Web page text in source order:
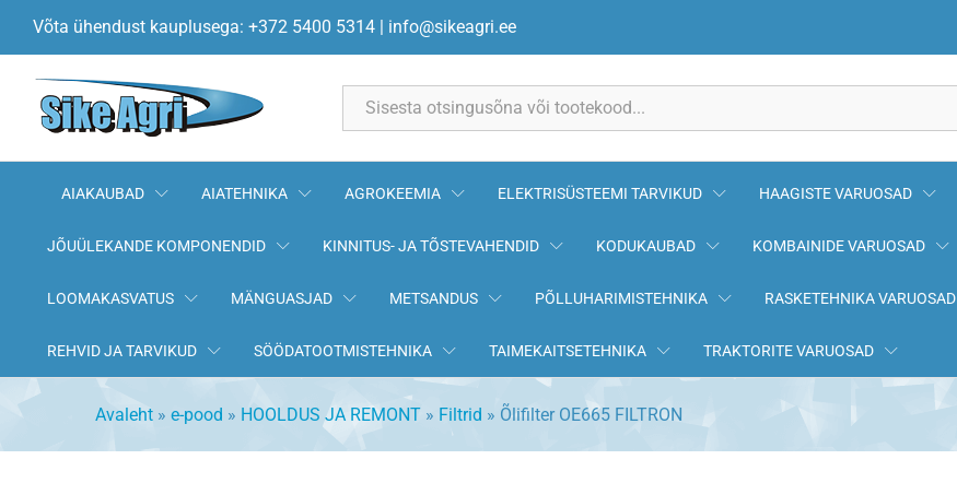
Võta ühendust kauplusega: +372 5400 5314 | info@sikeagri.ee
AIAKAUBAD AIATEHNIKA AGROKEEMIA ELEKTRISÜSTEEMI TARVIKUD HAAGISTE VARUOSAD
JÕUÜLEKANDE KOMPONENDID KINNITUS- JA TÕSTEVAHENDID KODUKAUBAD KOMBAINIDE VARUOSAD
LOOMAKASVATUS MÄNGUASJAD METSANDUS PÕLLUHARIMISTEHNIKA RASKETEHNIKA VARUOSAD
REHVID JA TARVIKUD SÖÖDATOOTMISTEHNIKA TAIMEKAITSETEHNIKA TRAKTORITE VARUOSAD
Avaleht » e-pood » HOOLDUS JA REMONT » Filtrid » Õlifilter OE665 FILTRON
Õlifilter OE665 FILTRON